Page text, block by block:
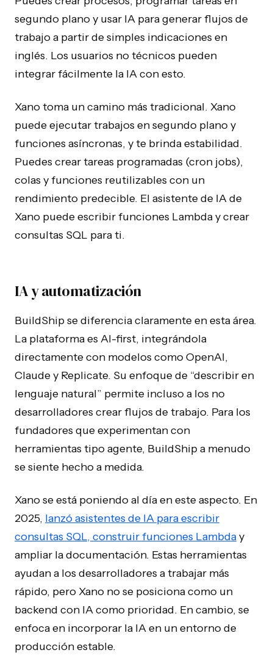
segundo plano y usar IA para generar flujos de
trabajo a partir de simples indicaciones en
inglés. Los usuarios no técnicos pueden
integrar fácilmente la IA con esto.
Xano toma un camino más tradicional. Xano
puede ejecutar trabajos en segundo plano y
funciones asíncronas, y te brinda estabilidad.
Puedes crear tareas programadas (cron jobs),
colas y funciones reutilizables con un
rendimiento predecible. El asistente de IA de
Xano puede escribir funciones Lambda y crear
consultas SQL para ti.
IA y automatización
BuildShip se diferencia claramente en esta área.
La plataforma es AI-first, integrándola
directamente con modelos como OpenAI,
Claude y Replicate. Su enfoque de “describir en
lenguaje natural” permite incluso a los no
desarrolladores crear flujos de trabajo. Para los
fundadores que experimentan con
herramientas tipo agente, BuildShip a menudo
se siente hecho a medida.
Xano se está poniendo al día en este aspecto. En
2025, lanzó asistentes de IA para escribir
consultas SQL, construir funciones Lambday
ampliar la documentación. Estas herramientas
ayudan a los desarrolladores a trabajar más
rápido, pero Xano no se posiciona como un
backend con IA como prioridad. En cambio, se
enfoca en incorporar la IA en un entorno de
producción estable.